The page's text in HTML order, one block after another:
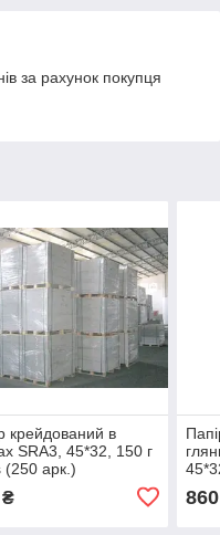
за рахунок покупця
крейдований в
SRA3, 45*32, 150 г
(250 арк.)
860